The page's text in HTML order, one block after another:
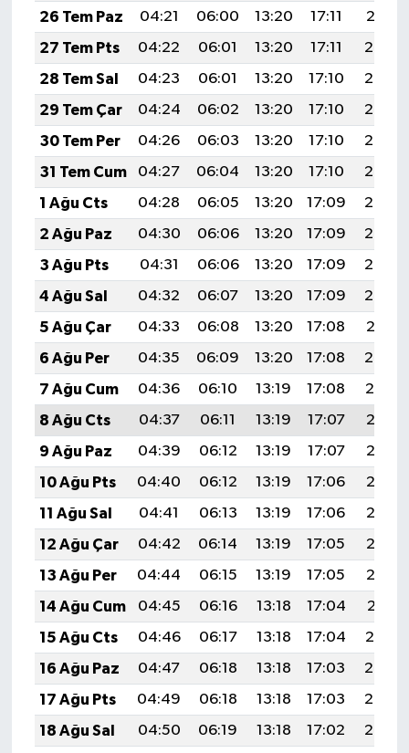
26 Tem Paz
04:21 06:00 13:20 17:11
20:31
27 Tem Pts
04:22 06:01 13:20 17:11
20:30
28 Tem Sal
04:23 06:01 13:20 17:10
20:29
29 Tem Çar
04:24 06:02 13:20 17:10
20:28
30 Tem Per
04:26 06:03 13:20 17:10
20:27
31 Tem Cum
04:27 06:04 13:20 17:10
20:26
1 Ağu Cts
04:28 06:05 13:20 17:09
20:25
2 Ağu Paz
04:30 06:06 13:20 17:09
20:24
3 Ağu Pts
04:31 06:06 13:20 17:09
20:23
4 Ağu Sal
04:32 06:07 13:20 17:09
20:22
5 Ağu Çar
04:33 06:08 13:20 17:08
20:21
6 Ağu Per
04:35 06:09 13:20 17:08
20:20
7 Ağu Cum
04:36 06:10 13:19 17:08
20:19
8 Ağu Cts
04:37 06:11 13:19 17:07
20:18
9 Ağu Paz
04:39 06:12 13:19 17:07
20:17
10 Ağu Pts
04:40 06:12 13:19 17:06
20:16
11 Ağu Sal
04:41 06:13 13:19 17:06
20:15
12 Ağu Çar
04:42 06:14 13:19 17:05
20:13
13 Ağu Per
04:44 06:15 13:19 17:05
20:12
14 Ağu Cum
04:45 06:16 13:18 17:04
20:11
15 Ağu Cts
04:46 06:17 13:18 17:04
20:10
16 Ağu Paz
04:47 06:18 13:18 17:03
20:08
17 Ağu Pts
04:49 06:18 13:18 17:03
20:07
18 Ağu Sal
04:50 06:19 13:18 17:02
20:06